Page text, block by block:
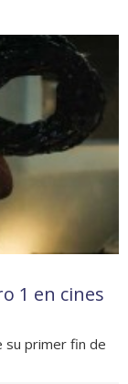
1 en cines
su primer fin de